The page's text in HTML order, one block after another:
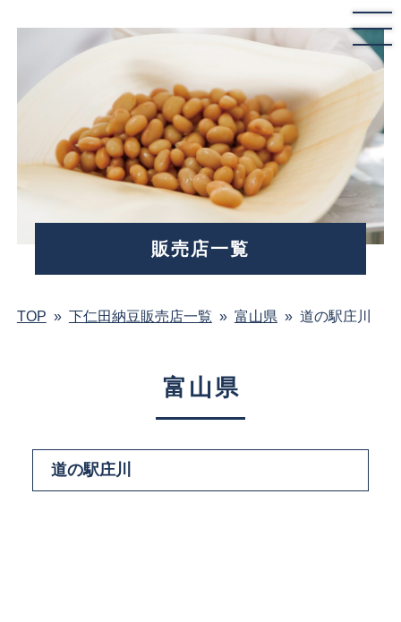
販売店一覧
TOP » 下仁田納豆販売店一覧 » 富山県 » 道の駅庄川
富山県
道の駅庄川